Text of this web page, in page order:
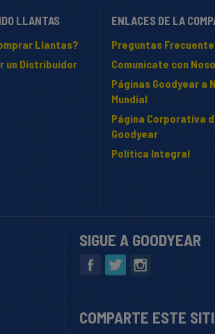
LLANTAS
Llantas?
un Distribuidor
ENLACES DE LA
Preguntas
Comunícate con
Páginas Goodyear a
Mundial
Página Corporativa
Goodyear
Política Integral
SIGUE A GOODYEAR
COMPARTE ESTE